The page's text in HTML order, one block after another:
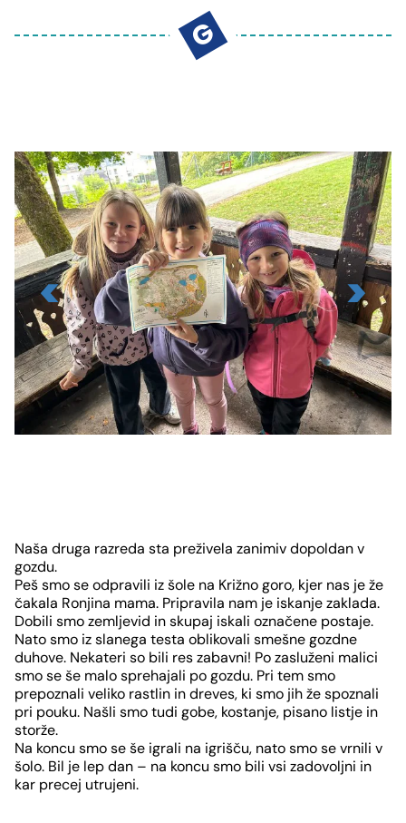
G
1
von
5
Naša druga razreda sta preživela zanimiv dopoldan v
gozdu.
Peš smo se odpravili iz šole na Križno goro, kjer nas je že
čakala Ronjina mama. Pripravila nam je iskanje zaklada.
Dobili smo zemljevid in skupaj iskali označene postaje.
Nato smo iz slanega testa oblikovali smešne gozdne
duhove. Nekateri so bili res zabavni! Po zasluženi malici
smo se še malo sprehajali po gozdu. Pri tem smo
prepoznali veliko rastlin in dreves, ki smo jih že spoznali
pri pouku. Našli smo tudi gobe, kostanje, pisano listje in
storže.
Na koncu smo se še igrali na igrišču, nato smo se vrnili v
šolo. Bil je lep dan – na koncu smo bili vsi zadovoljni in
kar precej utrujeni.